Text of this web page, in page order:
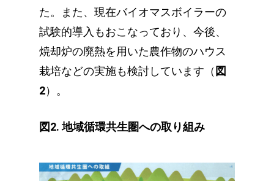
た。また、現在バイオマスボイラーの
試験的導入もおこなっており、今後、
焼却炉の廃熱を用いた農作物のハウス
栽培などの実施も検討しています（ 図
2）。
図2. 地域循環共生圏への取り組み